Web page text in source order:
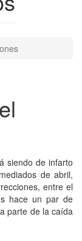
siendo de infarto
de abril,
entre el
hace un par de
parte de la caída